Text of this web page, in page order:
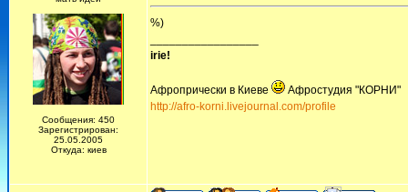
Сообщения: 450
Зарегистрирован:
25.05.2005
Откуда: киев
%)
irie!
Афропрически в Киеве
Афростудия "КОРНИ"
http://afro-korni.livejournal.com/profile